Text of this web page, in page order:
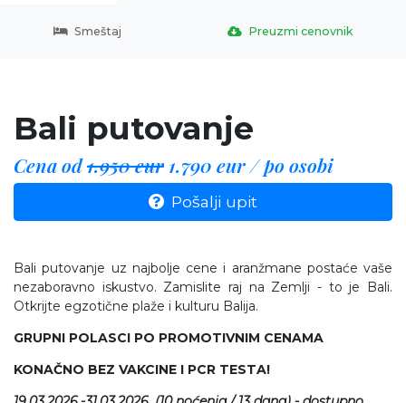
Smeštaj Preuzmi cenovnik
Bali putovanje
Cena od1.950 eur1.790 eur / po osobi
Pošalji upit
Bali putovanje uz najbolje cene i aranžmane postaće vaše
nezaboravno iskustvo. Zamislite raj na Zemlji - to je Bali.
Otkrijte egzotične plaže i kulturu Balija.
GRUPNI POLASCI PO PROMOTIVNIM CENAMA
KONAČNO BEZ VAKCINE I PCR TESTA!